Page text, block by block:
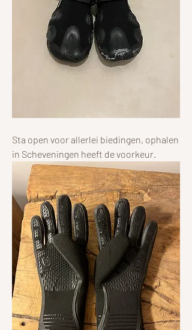
Sta open voor allerlei biedingen, ophalen
in Scheveningen heeft de voorkeur.